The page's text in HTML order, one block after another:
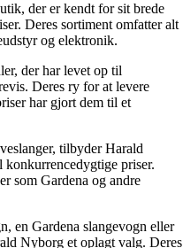
der er kendt for sit brede
Deres sortiment omfatter alt
og elektronik.
der har levet op til
Deres ry for at levere
har gjort dem til et
tilbyder Harald
priser.
som Gardena og andre
en Gardena slangevogn eller
Nyborg et oplagt valg. Deres